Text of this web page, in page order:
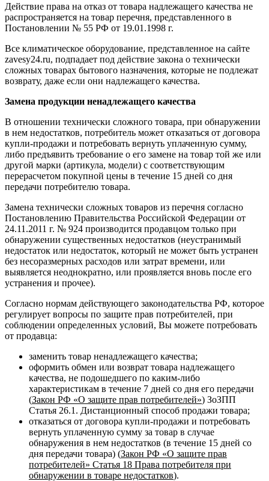
Действие права на отказ от товара надлежащего качества не
распространяется на товар перечня, представленного в
Постановлении № 55 РФ от 19.01.1998 г.
Все климатическое оборудование, представленное на сайте
zavesy24.ru, подпадает под действие закона о технически
сложных товарах бытового назначения, которые не подлежат
возврату, даже если они надлежащего качества.
Замена продукции ненадлежащего качества
В отношении технически сложного товара, при обнаружении
в нем недостатков, потребитель может отказаться от договора
купли-продажи и потребовать вернуть уплаченную сумму,
либо предъявить требование о его замене на товар той же или
другой марки (артикула, модели) с соответствующим
перерасчетом покупной цены в течение 15 дней со дня
передачи потребителю товара.
Замена технически сложных товаров из перечня согласно
Постановлению Правительства Российской Федерации от
24.11.2011 г. № 924 производится продавцом только при
обнаружении существенных недостатков (неустранимый
недостаток или недостаток, который не может быть устранен
без несоразмерных расходов или затрат времени, или
выявляется неоднократно, или проявляется вновь после его
устранения и прочее).
Согласно нормам действующего законодательства РФ, которое
регулирует вопросы по защите прав потребителей, при
соблюдении определенных условий, Вы можете потребовать
от продавца:
заменить товар ненадлежащего качества;
оформить обмен или возврат товара надлежащего
качества, не подошедшего по каким-либо
характеристикам в течение 7 дней со дня его передачи
(Закон РФ «О защите прав потребителей») ЗоЗПП
Статья 26.1. Дистанционный способ продажи товара;
отказаться от договора купли-продажи и потребовать
вернуть уплаченную сумму за товар в случае
обнаружения в нем недостатков (в течение 15 дней со
дня передачи товара) (Закон РФ «О защите прав
потребителей» Статья 18 Права потребителя при
обнаружении в товаре недостатков).